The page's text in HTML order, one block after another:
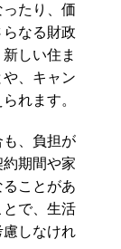
たり、価
なる財政
しい住ま
、キャン
れます。
も、負担が
期間や家
ことがあ
とで、生活
しなけれ